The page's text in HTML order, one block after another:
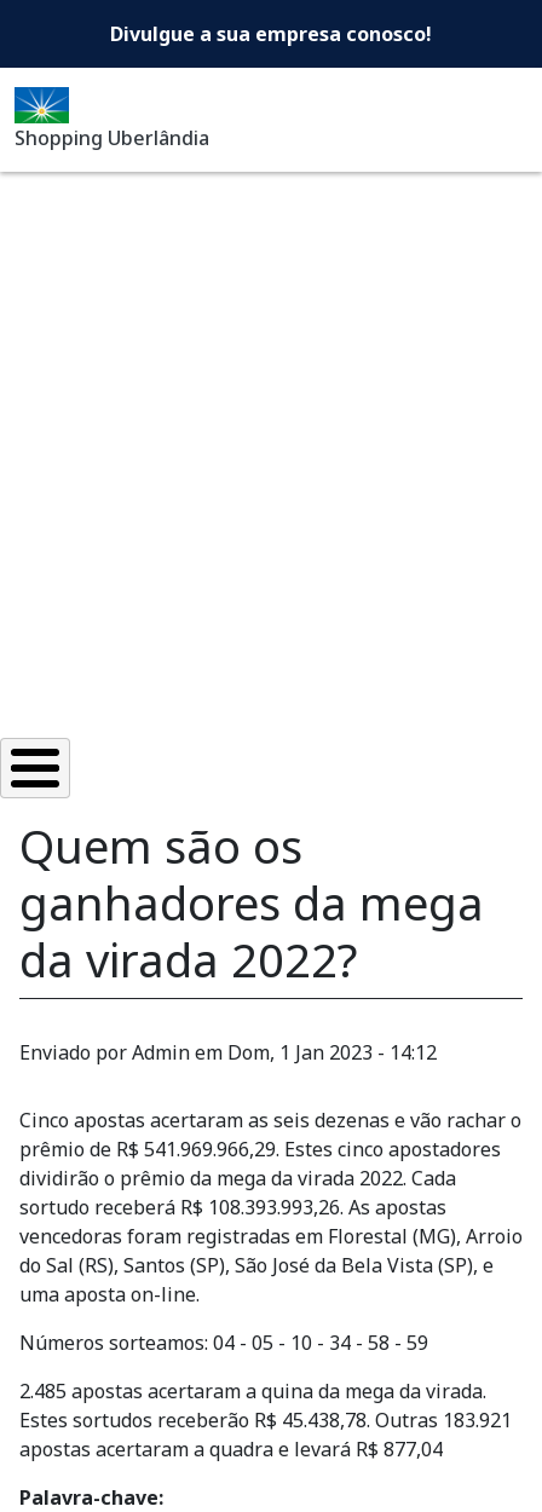
Shopping Uberlândia -
Divulgue a sua empresa conosco!
Shopping Uberlândia
Quem são os
ganhadores da mega
da virada 2022?
Enviado porAdminem Dom, 1 Jan 2023 - 14:12
Cinco apostas acertaram as seis dezenas e vão rachar o
prêmio de R$ 541.969.966,29. Estes cinco apostadores
dividirão o prêmio da mega da virada 2022. Cada
sortudo receberá R$ 108.393.993,26. As apostas
vencedoras foram registradas em Florestal (MG), Arroio
do Sal (RS), Santos (SP), São José da Bela Vista (SP), e
uma aposta on-line.
Números sorteamos: 04 - 05 - 10 - 34 - 58 - 59
2.485 apostas acertaram a quina da mega da virada.
Estes sortudos receberão R$ 45.438,78. Outras 183.921
apostas acertaram a quadra e levará R$ 877,04
Palavra-chave